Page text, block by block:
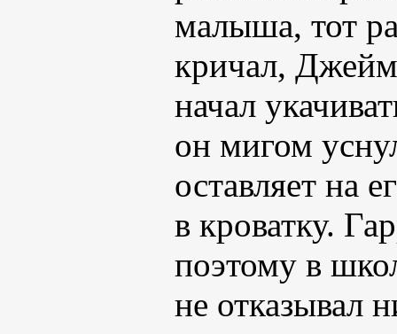
малыша, тот
кричал,
начал
он мигом
оставляет на
в кроватку.
поэтому в
не отказывал